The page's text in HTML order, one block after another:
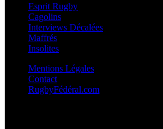
Esprit Rugby
Cagolins
Interviews Décalées
Maffrés
Insolites
Mentions Légales
Contact
RugbyFédéral.com